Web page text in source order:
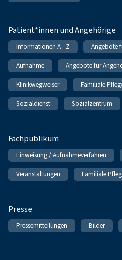
Patient*innen und Angehörige
Informationen A - Z Angebote
Aufnahme Angebote für
Klinikwegweiser Familiale
Sozialdienst Sozialzentrum
Fachpublikum
Einweisung / Aufnahmeverfahren
Veranstaltungen Familiale
Presse
Pressemitteilungen Bilder